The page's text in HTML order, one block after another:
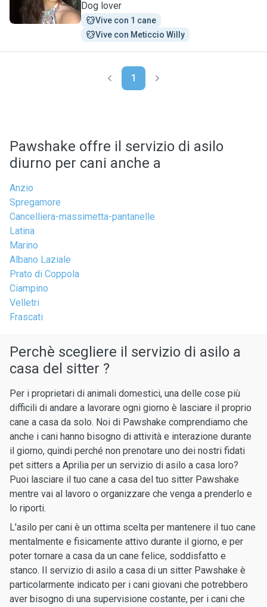
Dog lover
Vive con 1 cane
Vive con Meticcio Willy
1
Pawshake offre il servizio di asilo
diurno per cani anche a
Anzio
Spregamore
Cancelliera-massimetta-pantanelle
Latina
Marino
Albano Laziale
Prato di Coppola
Ciampino
Velletri
Frascati
Perchè scegliere il servizio di asilo a
casa del sitter ?
Per i proprietari di animali domestici, una delle cose più
difficili di andare a lavorare ogni giorno è lasciare il proprio
cane a casa da solo. Noi di Pawshake comprendiamo che
anche i cani hanno bisogno di attività e interazione durante
il giorno, quindi perché non prenotare uno dei nostri fidati
pet sitters a Aprilia per un servizio di asilo a casa loro?
Puoi lasciare il tuo cane a casa del tuo sitter Pawshake
mentre vai al lavoro o organizzare che venga a prenderlo e
lo riporti.
L'asilo per cani è un ottima scelta per mantenere il tuo cane
mentalmente e fisicamente attivo durante il giorno, e per
poter tornare a casa da un cane felice, soddisfatto e
stanco. Il servizio di asilo a casa di un sitter Pawshake è
particolarmente indicato per i cani giovani che potrebbero
aver bisogno di una supervisione costante, per i cani che